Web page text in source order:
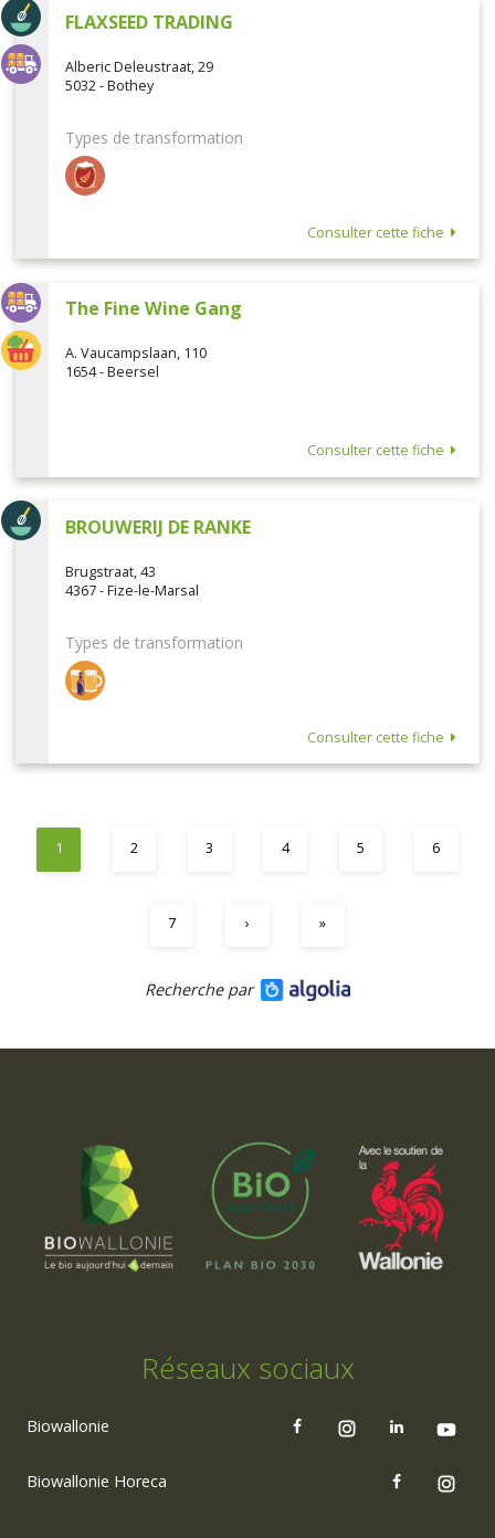
FLAXSEED TRADING
Alberic Deleustraat, 29
5032 - Bothey
Types de transformation
Consulter cette fiche
The Fine Wine Gang
A. Vaucampslaan, 110
1654 - Beersel
Consulter cette fiche
BROUWERIJ DE RANKE
Brugstraat, 43
4367 - Fize-le-Marsal
Types de transformation
Consulter cette fiche
1 2 3 4 5 6
7 › »
Recherche par
Réseaux sociaux
Biowallonie
Biowallonie Horeca